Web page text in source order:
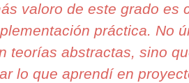
valoro de este grado es
práctica. No
teorías abstractas, sino
lo que aprendí en